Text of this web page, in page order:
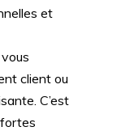
et
client ou
C’est